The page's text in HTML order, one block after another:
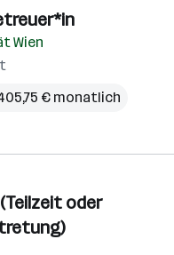
Wien
€ monatlich
oder